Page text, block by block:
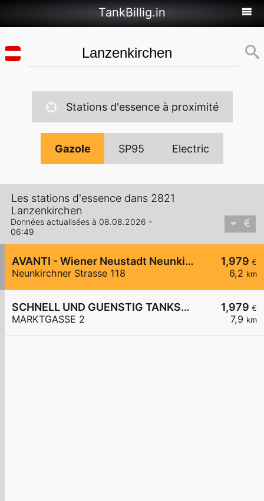
TankBillig.in
Stations d'essence à proximité
Gazole SP95 Electric
Les stations d'essence dans 2821
Lanzenkirchen
Données actualisées à 08.08.2026 -
06:49
1,979 €
6,2 km
AVANTI - Wiener Neustadt Neunkirchner Straße 118
Neunkirchner Strasse 118
1,979 €
7,9 km
SCHNELL UND GUENSTIG TANKSTELLE
MARKTGASSE 2